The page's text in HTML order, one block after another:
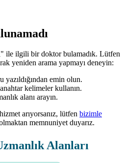
" ile ilgili bir doktor bulamadık. Lütfen
yeniden arama yapmayı deneyin:
emin olun.
kelimeler kullanın.
alanı arayın.
arıyorsanız, lütfen bizimle
memnuniyet duyarız.
Alanları